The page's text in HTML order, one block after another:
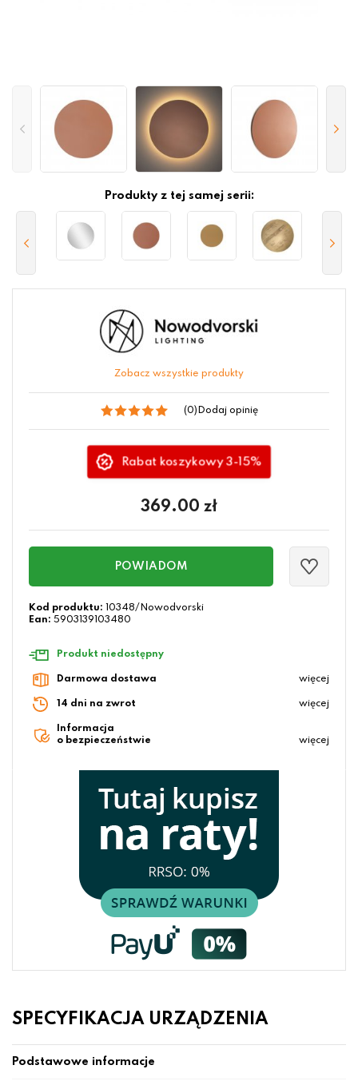
Produkty z tej samej serii:
Zobacz wszystkie produkty
(0) Dodaj opinię
Rabat koszykowy 3-15%
369.00 zł
POWIADOM
Kod produktu:
10348/Nowodvorski
Ean: 5903139103480
Produkt niedostępny
Darmowa dostawa więcej
14 dni na zwrot więcej
Informacja
o bezpieczeństwie
więcej
SPECYFIKACJA URZĄDZENIA
Podstawowe informacje